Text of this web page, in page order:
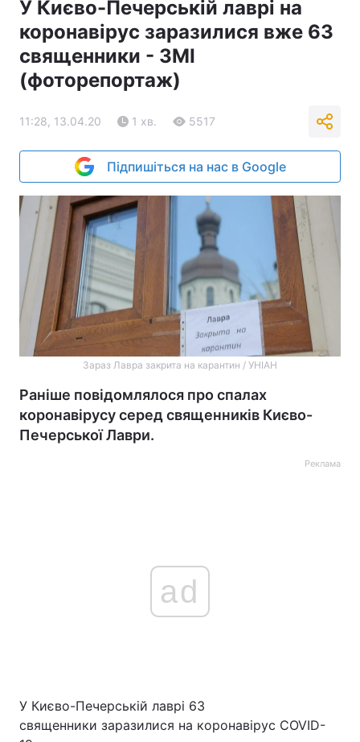
У Києво-Печерській лаврі на
коронавірус заразилися вже 63
священники - ЗМІ
(фоторепортаж)
11:28, 13.04.20 1 хв. 5517
Підпишіться на нас в Google
Зараз Лавра закрита на карантин / УНІАН
Раніше повідомлялося про спалах
коронавірусу серед священників Києво-
Печерської Лаври.
Реклама
ad
У Києво-Печерській лаврі 63
священники заразилися на коронавірус COVID-